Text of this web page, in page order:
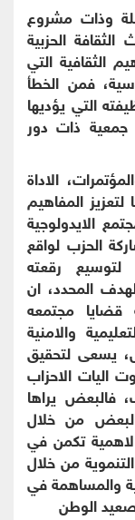
وذات مشروع
الحزبية
الثقافية التي
فمن الخطأ
التي يؤديها
ذات دور
الاداة
المفاهيم
الايدولوجية
الحزب لواقع
رقعته
المحدد، ان
قضايا مجتمعه
والامنية
يسعى لتحقيق
اليات الاحزاب
فالبعض يراها
من خلال
تكمن في
من خلال
والمساهمة في
صعيد الوطن